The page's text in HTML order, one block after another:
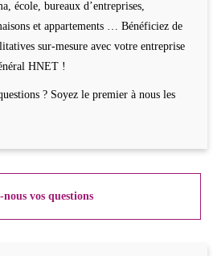
école, bureaux d’entreprises,
et appartements … Bénéficiez de
sur-mesure avec votre entreprise
HNET !
? Soyez le premier à nous les
nous vos questions